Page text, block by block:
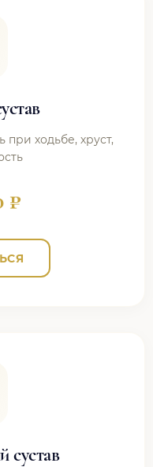
при ходьбе, хруст,
₽
сустав